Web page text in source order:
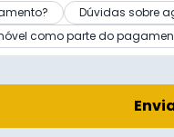
Dúvidas sobre
como parte do